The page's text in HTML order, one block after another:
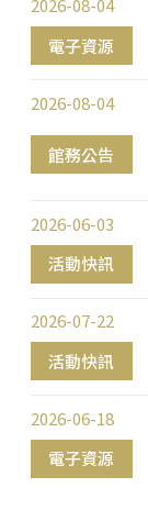
電子資源
2026-08-04
館務公告
2026-08-04
活動快訊
2026-06-03
活動快訊
2026-07-22
電子資源
2026-06-18